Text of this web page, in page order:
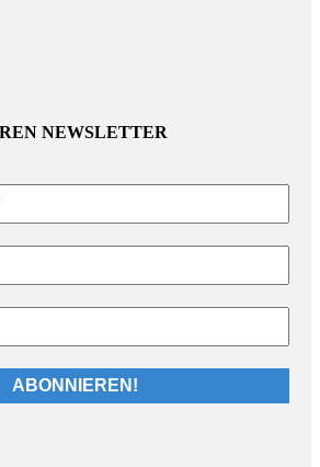
NEWSLETTER